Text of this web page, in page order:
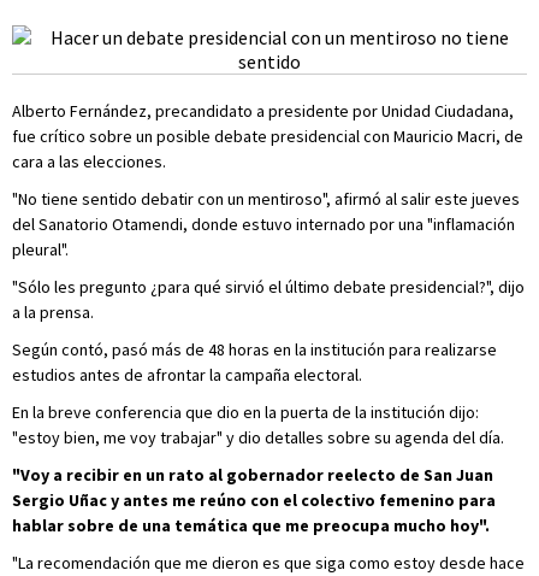
Alberto Fernández, precandidato a presidente por Unidad Ciudadana,
fue crítico sobre un posible debate presidencial con Mauricio Macri, de
cara a las elecciones.
"No tiene sentido debatir con un mentiroso", afirmó al salir este jueves
del Sanatorio Otamendi, donde estuvo internado por una "inflamación
pleural".
"Sólo les pregunto ¿para qué sirvió el último debate presidencial?", dijo
a la prensa.
Según contó, pasó más de 48 horas en la institución para realizarse
estudios antes de afrontar la campaña electoral.
En la breve conferencia que dio en la puerta de la institución dijo:
"estoy bien, me voy trabajar" y dio detalles sobre su agenda del día.
"Voy a recibir en un rato al gobernador reelecto de San Juan
Sergio Uñac y antes me reúno con el colectivo femenino para
hablar sobre de una temática que me preocupa mucho hoy".
"La recomendación que me dieron es que siga como estoy desde hace